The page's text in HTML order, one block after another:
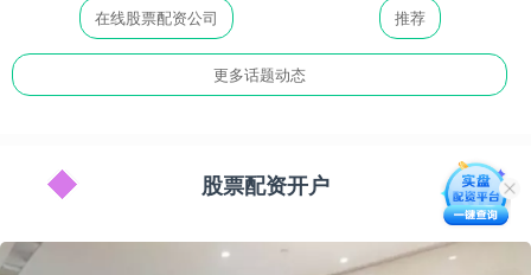
在线股票配资公司 推荐
更多话题动态
股票配资开户